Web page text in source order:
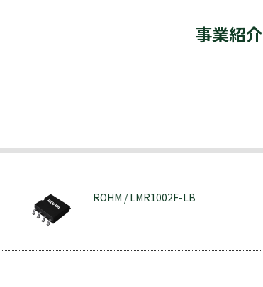
事業紹介
ROHM / LMR1002F-LB